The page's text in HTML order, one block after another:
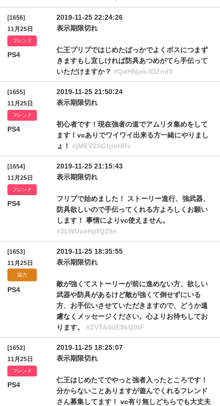
[1656]
11月25日
フレンド
PS4
2019-11-25 22:24:26
表示期限切れ
仁王プリプではじめたばっかでよくボスにつまず
きますもし宜しければ防具あつめがてら手伝って
いただけますか？ #QdHNjekJDZnd3
[1655]
11月25日
フレンド
PS4
2019-11-25 21:50:24
表示期限切れ
初心者です！現在強者の道でアムリタ集めをして
ます！vcありでワイワイ出来る方一緒にやりまし
ょ！ #jMEV2SGtpeHRv
[1654]
11月25日
フレンド
PS4
2019-11-25 21:15:43
表示期限切れ
フリプで始めました！ ストーリー進行、強武器、
防具欲しいので手伝ってくれる方よろしくお願い
します！ 事情によりvc使えません。
#2LWUxeHpfQ29n
[1653]
11月25日
協力
PS4
2019-11-25 18:35:55
表示期限切れ
敵が強くてストーリーが前に進めない方、欲しい
武器や防具があるけど敵が強くて倒せずにいる
方、お手伝いさせていただきますので、どうか遠
慮なくメッセージください。心よりお待ちしてお
ります。 #ZVTA0dE9kQ0tF
[1652]
11月25日
フレンド
PS4
2019-11-25 18:25:07
表示期限切れ
仁王はじめたてでやっと強者入ったところです！
分からないことありますが遊んでくれるフレンド
さん募集してます！ vc有り無しどちらでも大丈夫